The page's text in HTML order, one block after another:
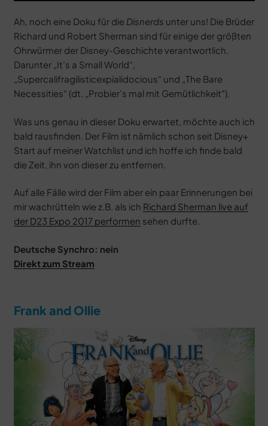
Ah, noch eine Doku für die Disnerds unter uns! Die Brüder
Richard und Robert Sherman sind für einige der größten
Ohrwürmer der Disney-Geschichte verantwortlich.
Darunter „It’s a Small World“,
„Supercalifragilisticexpialidocious“ und „The Bare
Necessities“ (dt. „Probier’s mal mit Gemütlichkeit“).
Was uns genau in dieser Doku erwartet, möchte auch ich
bald rausfinden. Der Film ist nämlich schon seit Disney+
Start auf meiner Watchlist und ich hoffe ich finde bald
die Zeit, ihn von dieser zu entfernen.
Auf alle Fälle wird der Film aber ein paar Erinnerungen bei
mir wachrütteln wie z.B. als ich Richard Sherman live auf
der D23 Expo 2017 performen sehen durfte.
Deutsche Synchro: nein
Direkt zum Stream
Frank and Ollie